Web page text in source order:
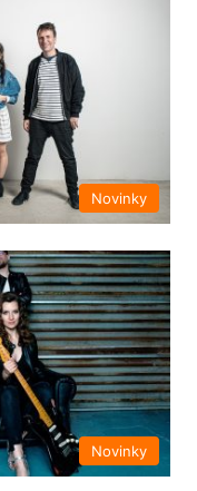
Novinky
Novinky